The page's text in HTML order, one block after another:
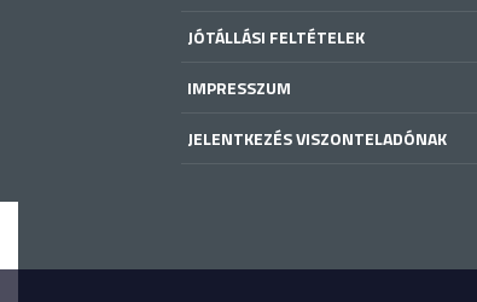
JÓTÁLLÁSI FELTÉTELEK
IMPRESSZUM
JELENTKEZÉS VISZONTELADÓNAK